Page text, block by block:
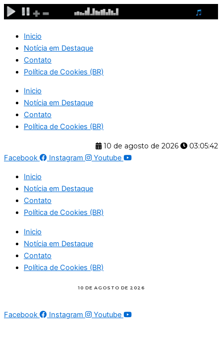
Ir
para
conteúdo
Inicio
Notícia em Destaque
Contato
Política de Cookies (BR)
Inicio
Notícia em Destaque
Contato
Política de Cookies (BR)
10 de agosto de 2026
03:05:42
Facebook
Instagram Youtube
Inicio
Notícia em Destaque
Contato
Política de Cookies (BR)
Inicio
Notícia em Destaque
Contato
Política de Cookies (BR)
Facebook Instagram Youtube